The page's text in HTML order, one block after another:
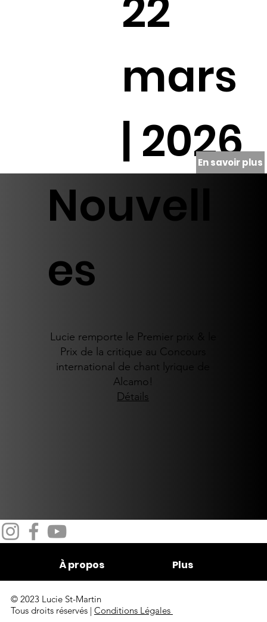
Nouvell
es
Lucie remporte le Premier prix & le
Prix de la critique au Concours
international de chant lyrique de
Alcamo!
Détails
À propos Plus
mars
| 2026
En savoir plus
© 2023 Lucie St-Martin
Tous droits réservés | Conditions Légales